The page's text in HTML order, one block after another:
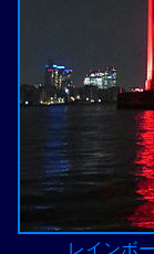
レインボ